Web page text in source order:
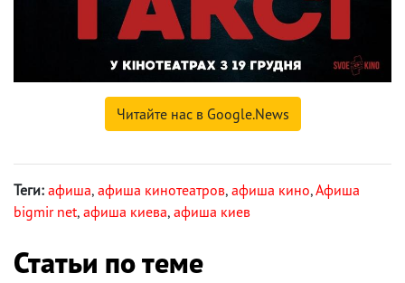
Читайте нас в Google.News
Теги: афиша, афиша кинотеатров, афиша кино,Афиша
bigmir net, афиша киева, афиша киев
Статьи по теме